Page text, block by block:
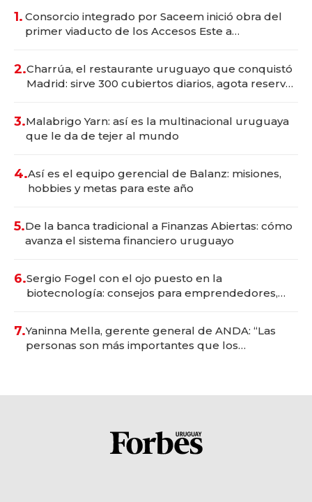
1. Consorcio integrado por Saceem inició obra del
primer viaducto de los Accesos Este a
2.Charrúa, el restaurante uruguayo que conquistó
Madrid: sirve 300 cubiertos diarios, agota reservas
3.Malabrigo Yarn: así es la multinacional uruguaya
que le da de tejer al mundo
4.Así es el equipo gerencial de Balanz: misiones,
hobbies y metas para este año
5.De la banca tradicional a Finanzas Abiertas: cómo
avanza el sistema financiero uruguayo
6.Sergio Fogel con el ojo puesto en la
biotecnología: consejos para emprendedores,
7.Yaninna Mella, gerente general de ANDA: “Las
personas son más importantes que los